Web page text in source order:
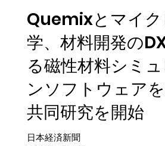
Quemixとマイク
学、材料開発の
る磁性材料シミ
ンソフトウェア
共同研究を開始
日本経済新聞